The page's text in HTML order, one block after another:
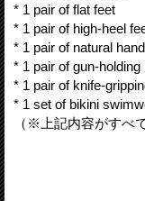
* 1 pair of flat feet
* 1 pair of high-heel
* 1 pair of natural
* 1 pair of gun-holding
* 1 pair of knife-
* 1 set of bikini
（※上記内容がすべ